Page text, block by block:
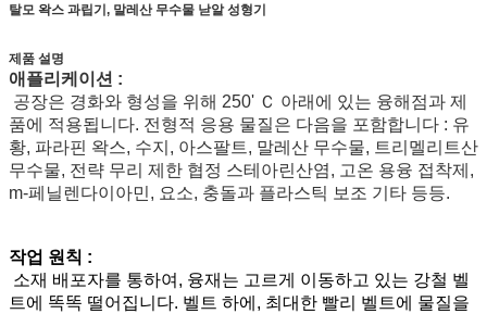
탈모 왁스 과립기, 말레산 무수물 낟알 성형기
제품 설명
애플리케이션 :
공장은 경화와 형성을 위해 250' Ｃ 아래에 있는 융해점과 제
품에 적용됩니다. 전형적 응용 물질은 다음을 포함합니다 : 유
황, 파라핀 왁스, 수지, 아스팔트, 말레산 무수물, 트리멜리트산
무수물, 전략 무리 제한 협정 스테아린산염, 고온 용융 접착제,
m-페닐렌다이아민, 요소, 충돌과 플라스틱 보조 기타 등등.
작업 원칙 :
소재 배포자를 통하여, 융재는 고르게 이동하고 있는 강철 벨
트에 똑똑 떨어집니다. 벨트 하에, 최대한 빨리 벨트에 물질을